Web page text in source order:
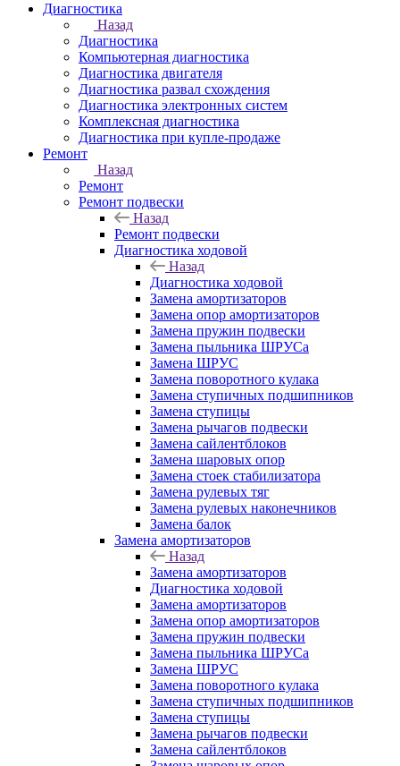
Диагностика
Назад
Диагностика
Компьютерная диагностика
Диагностика двигателя
Диагностика развал схождения
Диагностика электронных систем
Комплексная диагностика
Диагностика при купле-продаже
Ремонт
Назад
Ремонт
Ремонт подвески
Назад
Ремонт подвески
Диагностика ходовой
Назад
Диагностика ходовой
Замена амортизаторов
Замена опор амортизаторов
Замена пружин подвески
Замена пыльника ШРУСа
Замена ШРУС
Замена поворотного кулака
Замена ступичных подшипников
Замена ступицы
Замена рычагов подвески
Замена сайлентблоков
Замена шаровых опор
Замена стоек стабилизатора
Замена рулевых тяг
Замена рулевых наконечников
Замена балок
Замена амортизаторов
Назад
Замена амортизаторов
Диагностика ходовой
Замена амортизаторов
Замена опор амортизаторов
Замена пружин подвески
Замена пыльника ШРУСа
Замена ШРУС
Замена поворотного кулака
Замена ступичных подшипников
Замена ступицы
Замена рычагов подвески
Замена сайлентблоков